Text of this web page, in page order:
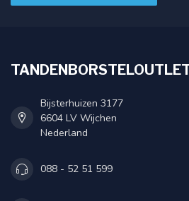
Bijsterhuizen 3177
6604 LV Wijchen
Nederland
088 - 52 51 599